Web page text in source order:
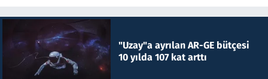
"Uzay"a ayrılan AR-GE bütçesi
10 yılda 107 kat arttı